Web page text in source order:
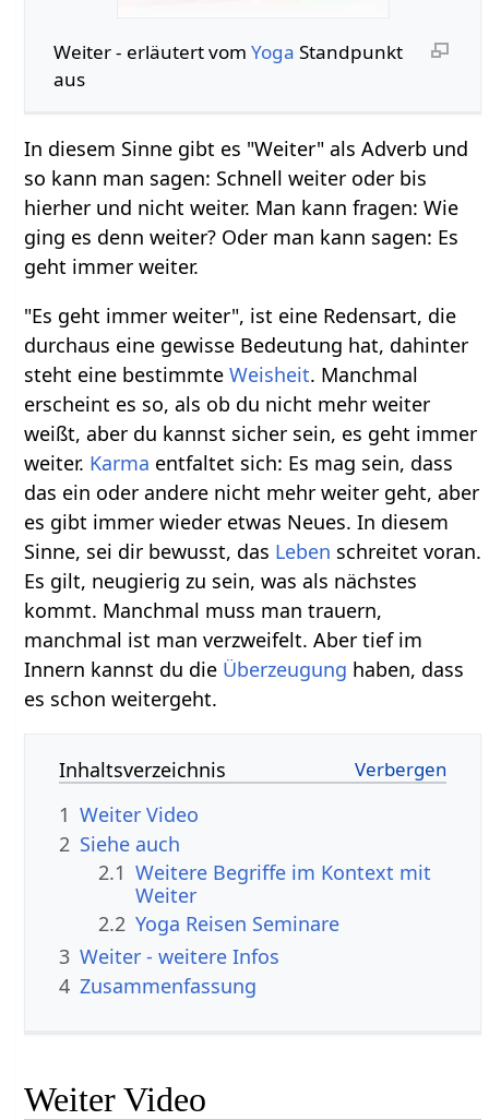
Weiter‏‎ - erläutert vom Yoga Standpunkt
aus
In diesem Sinne gibt es "Weiter" als Adverb und
so kann man sagen: Schnell weiter oder bis
hierher und nicht weiter. Man kann fragen: Wie
ging es denn weiter? Oder man kann sagen: Es
geht immer weiter.
"Es geht immer weiter", ist eine Redensart, die
durchaus eine gewisse Bedeutung hat, dahinter
steht eine bestimmteWeisheit. Manchmal
erscheint es so, als ob du nicht mehr weiter
weißt, aber du kannst sicher sein, es geht immer
weiter. Karma entfaltet sich: Es mag sein, dass
das ein oder andere nicht mehr weiter geht, aber
es gibt immer wieder etwas Neues. In diesem
Sinne, sei dir bewusst, das Leben schreitet voran.
Es gilt, neugierig zu sein, was als nächstes
kommt. Manchmal muss man trauern,
manchmal ist man verzweifelt. Aber tief im
Innern kannst du die Überzeugung haben, dass
es schon weitergeht.
Inhaltsverzeichnis
1
Weiter‏‎ Video
2 Siehe auch
2.1 Weitere Begriffe im Kontext mit
2.2 Yoga Reisen Seminare
3
Weiter‏‎ - weitere Infos
4 Zusammenfassung
Weiter‏‎ Video